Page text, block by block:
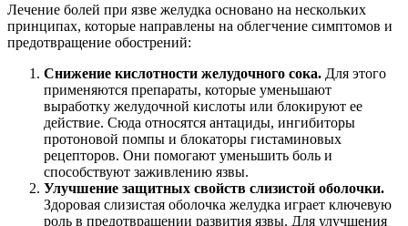
Лечение болей при язве желудка основано на нескольких
принципах, которые направлены на облегчение симптомов и
предотвращение обострений:
Снижение кислотности желудочного сока. Для этого
применяются препараты, которые уменьшают
выработку желудочной кислоты или блокируют ее
действие. Сюда относятся антациды, ингибиторы
протоновой помпы и блокаторы гистаминовых
рецепторов. Они помогают уменьшить боль и
способствуют заживлению язвы.
Улучшение защитных свойств слизистой оболочки.
Здоровая слизистая оболочка желудка играет ключевую
роль в предотвращении развития язвы. Для улучшения